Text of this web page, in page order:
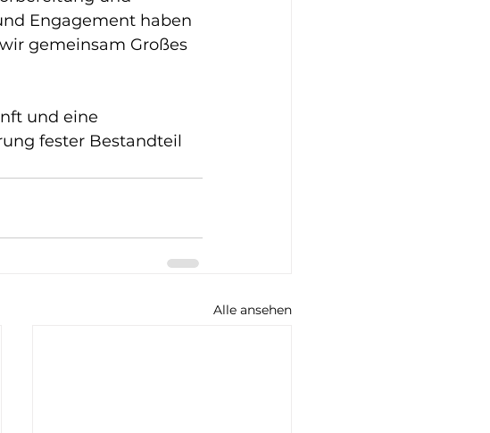
Engagement haben
gemeinsam Großes
und eine
fester Bestandteil
Alle ansehen